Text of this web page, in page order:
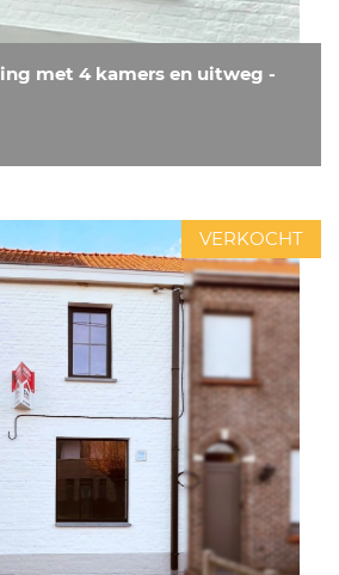
met 4 kamers en uitweg -
VERKOCHT